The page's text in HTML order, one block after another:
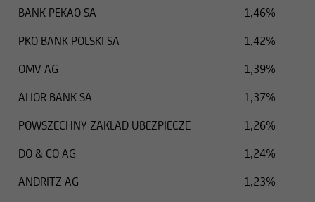
BANK PEKAO SA
1,46%
PKO BANK POLSKI SA
1,42%
OMV AG
1,39%
ALIOR BANK SA
1,37%
POWSZECHNY ZAKLAD UBEZPIECZE
1,26%
DO & CO AG
1,24%
ANDRITZ AG
1,23%